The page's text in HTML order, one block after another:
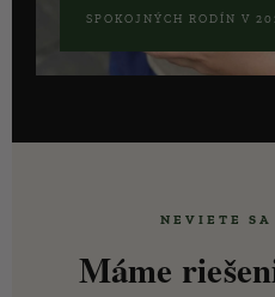
SPOKOJNÝCH RODÍN V
🤔 NEVIETE SA
Máme